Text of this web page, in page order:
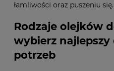
łamliwości oraz puszeniu się.
Rodzaje olejków
wybierz najlepszy
potrzeb